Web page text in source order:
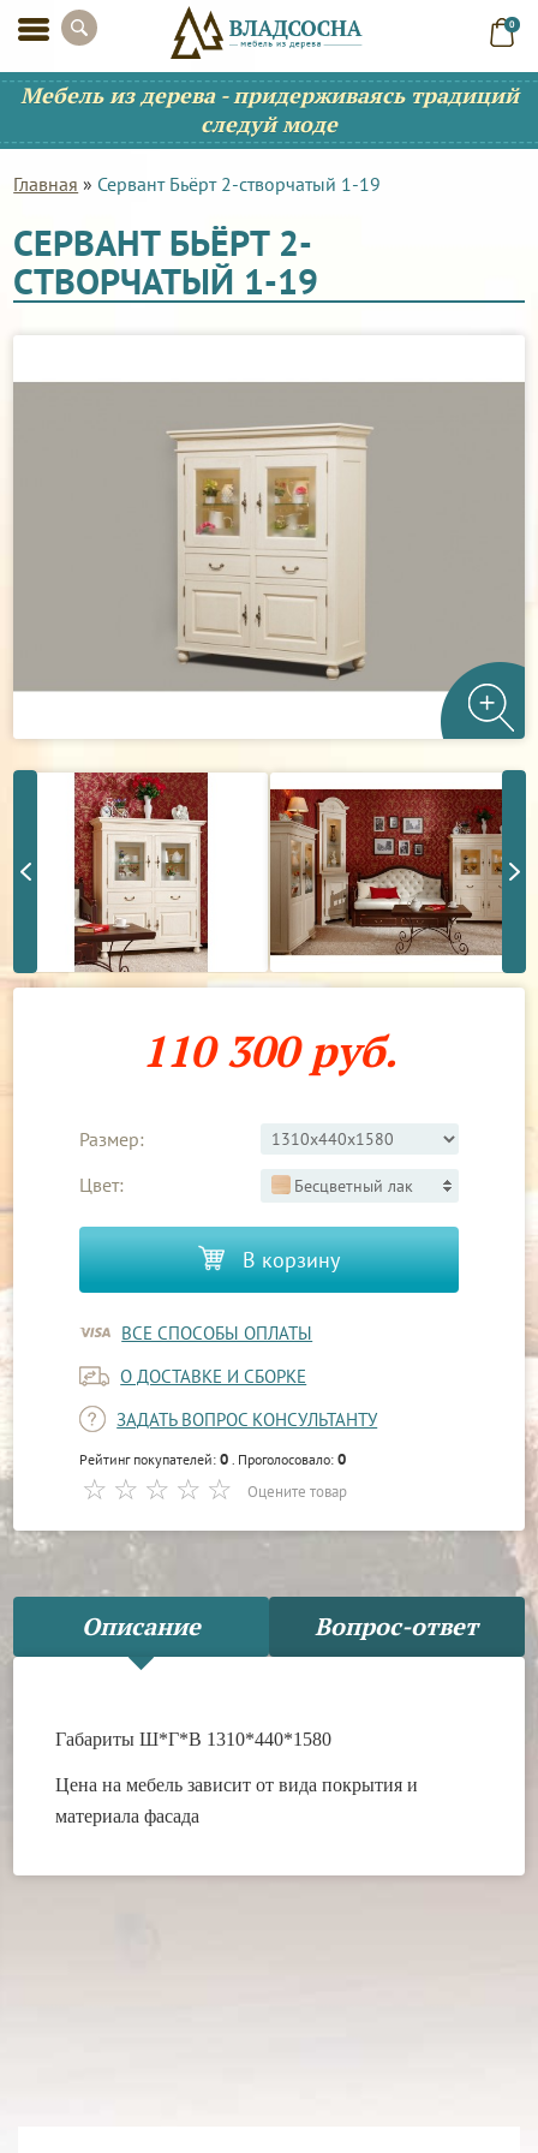
0
Мебель из дерева - придерживаясь традиций
следуй моде
Главная » Сервант Бьёрт 2-створчатый 1-19
СЕРВАНТ БЬЁРТ 2-
СТВОРЧАТЫЙ 1-19
110 300 руб.
Размер:
Цвет:
Бесцветный лак
В корзину
ВСЕ СПОСОБЫ ОПЛАТЫ
О ДОСТАВКЕ И СБОРКЕ
ЗАДАТЬ ВОПРОС КОНСУЛЬТАНТУ
Рейтинг покупателей:0 . Проголосовало:0
Оцените товар
Описание Вопрос-ответ
Габариты Ш*Г*В 1310*440*1580
Цена на мебель зависит от вида покрытия и
материала фасада